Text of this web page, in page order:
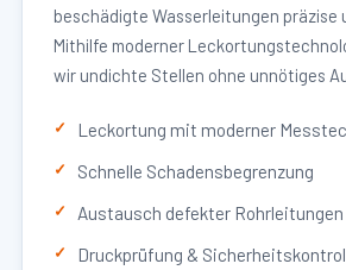
beschädigte Wasserleitungen präzise
Mithilfe moderner
wir undichte Stellen ohne unnötiges
Leckortung mit moderner
Schnelle Schadensbegrenzung
Austausch defekter Rohrleitungen
Druckprüfung &